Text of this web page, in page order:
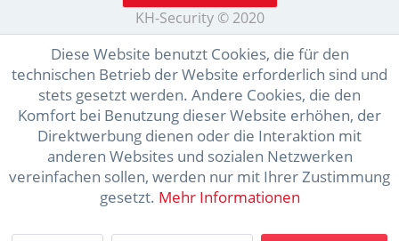
KH-Security © 2020
Diese Website benutzt Cookies, die für den
technischen Betrieb der Website erforderlich sind und
stets gesetzt werden. Andere Cookies, die den
Komfort bei Benutzung dieser Website erhöhen, der
Direktwerbung dienen oder die Interaktion mit
anderen Websites und sozialen Netzwerken
vereinfachen sollen, werden nur mit Ihrer Zustimmung
gesetzt. Mehr Informationen